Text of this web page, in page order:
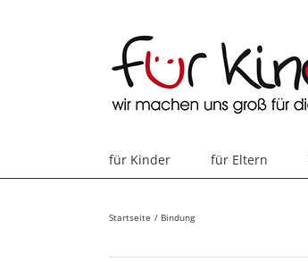
für Kinder für Eltern
Startseite Bindung